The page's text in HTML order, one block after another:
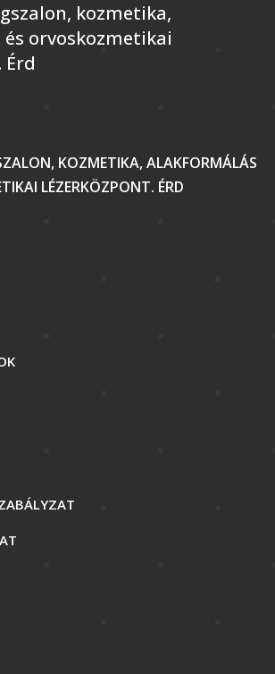
kozmetika,
orvoskozmetikai
KOZMETIKA, ALAKFORMÁLÁS
LÉZERKÖZPONT. ÉRD